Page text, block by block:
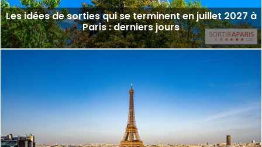
Les idées de sorties qui se terminent en juillet 2027 à
Paris : derniers jours